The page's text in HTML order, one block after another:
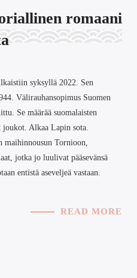
romaani
syksyllä 2022. Sen
Välirauhansopimus Suomen
Se määrää suomalaisten
joukot. Alkaa Lapin sota.
maihinnousun Tornioon,
jotka jo luulivat pääsevänsä
entistä aseveljeä vastaan.
READ MORE